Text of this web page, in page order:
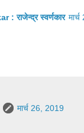
राजेन्द्र स्वर्णकार
मार्च 26, 2019